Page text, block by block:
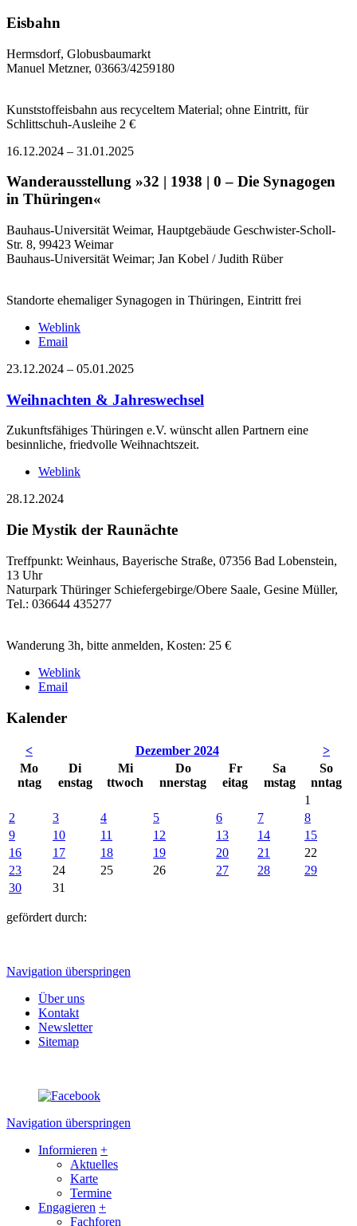
Eisbahn
Hermsdorf, Globusbaumarkt
Manuel Metzner, 03663/4259180
Kunststoffeisbahn aus recyceltem Material; ohne Eintritt, für
Schlittschuh-Ausleihe 2 €
16.12.2024 – 31.01.2025
Wanderausstellung »32 | 1938 | 0 – Die Synagogen
in Thüringen«
Bauhaus-Universität Weimar, Hauptgebäude Geschwister-Scholl-
Str. 8, 99423 Weimar
Bauhaus-Universität Weimar; Jan Kobel / Judith Rüber
Standorte ehemaliger Synagogen in Thüringen, Eintritt frei
Weblink
Email
23.12.2024 – 05.01.2025
Weihnachten & Jahreswechsel
Zukunftsfähiges Thüringen e.V. wünscht allen Partnern eine
besinnliche, friedvolle Weihnachtszeit.
Weblink
28.12.2024
Die Mystik der Raunächte
Treffpunkt: Weinhaus, Bayerische Straße, 07356 Bad Lobenstein,
13 Uhr
Naturpark Thüringer Schiefergebirge/Obere Saale, Gesine Müller,
Tel.: 036644 435277
Wanderung 3h, bitte anmelden, Kosten: 25 €
Weblink
Email
Kalender
< Dezember 2024
>
Mo
ntag
Di
enstag
Mi
ttwoch
Do
nnerstag
Fr
eitag
Sa
mstag
So
nntag
1
2
3 4 5 6 7
8
9
10 11 12 13 14
15
16
17 18 19 20 21
22
23
24 25 26 27 28
29
30
31
gefördert durch:
Navigation überspringen
Über uns
Kontakt
Newsletter
Sitemap
Navigation überspringen
Informieren +
Aktuelles
Karte
Termine
Engagieren +
Fachforen